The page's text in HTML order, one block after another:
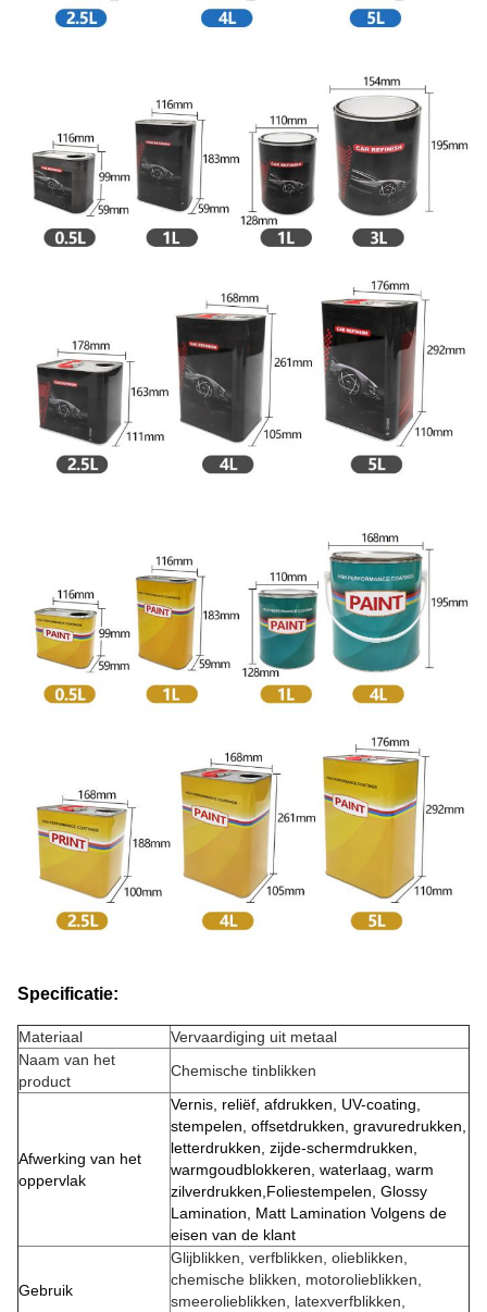
Specificatie:
Materiaal
Vervaardiging uit metaal
Naam van het
product
Chemische tinblikken
Afwerking van het
oppervlak
Vernis, reliëf, afdrukken, UV-coating,
stempelen, offsetdrukken, gravuredrukken,
letterdrukken, zijde-schermdrukken,
warmgoudblokkeren, waterlaag, warm
zilverdrukken,Foliestempelen, Glossy
Lamination, Matt Lamination Volgens de
eisen van de klant
Gebruik
Glijblikken, verfblikken, olieblikken,
chemische blikken, motorolieblikken,
smeerolieblikken, latexverfblikken,